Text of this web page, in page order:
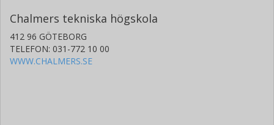
Chalmers tekniska högskola
412 96 GÖTEBORG
TELEFON: 031-772 10 00
WWW.CHALMERS.SE